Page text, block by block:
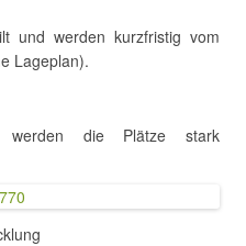
und werden kurzfristig vom
Lageplan).
werden die Plätze stark